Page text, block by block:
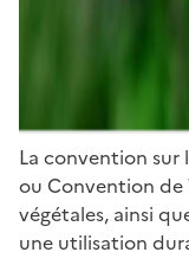
La convention sur
ou Convention de
végétales, ainsi
une utilisation